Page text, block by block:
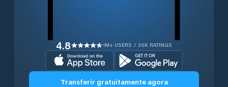
4.8 1M+ USERS / 30K RATINGS
Transferir gratuitamente agora